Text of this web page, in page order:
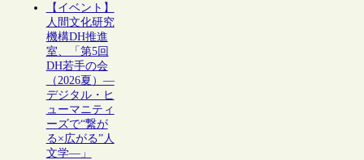
【イベント】
人間文化研究
機構DH推進
室、「第5回
DH若手の会
（2026夏）―
デジタル・ヒ
ューマニティ
ーズで“繋が
る×広がる”人
文学―」